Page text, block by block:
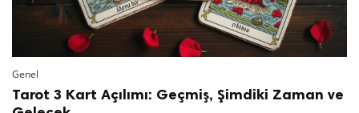
Genel
Tarot 3 Kart Açılımı: Geçmiş, Şimdiki Zaman ve